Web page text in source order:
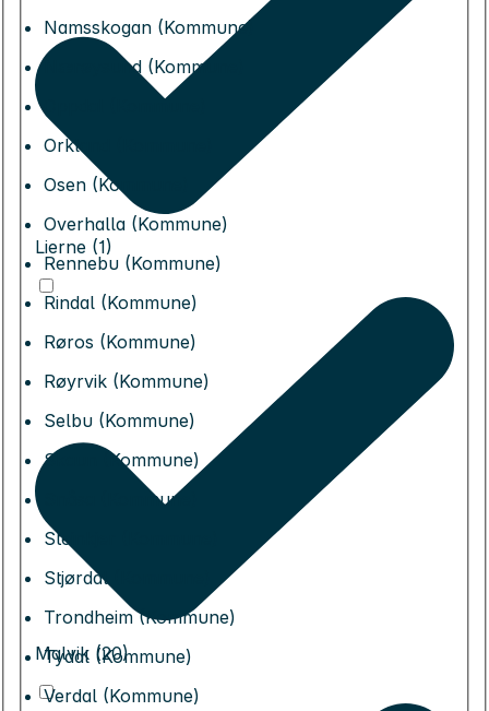
Namsskogan (Kommune)
Nærøysund (Kommune)
Orkland (Kommune)
Osen (Kommune)
Overhalla (Kommune)
Rennebu (Kommune)
Rindal (Kommune)
Røros (Kommune)
Røyrvik (Kommune)
Selbu (Kommune)
Skaun (Kommune)
Snåsa (Kommune)
Steinkjer (Kommune)
Stjørdal (Kommune)
Trondheim (Kommune)
Tydal (Kommune)
Verdal (Kommune)
Lierne (1)
Malvik (20)